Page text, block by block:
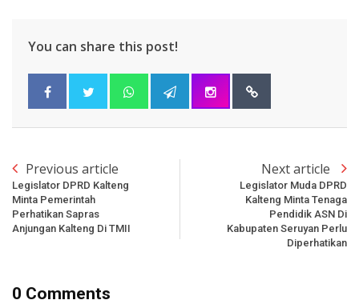
You can share this post!
Previous article
Legislator DPRD Kalteng
Minta Pemerintah
Perhatikan Sapras
Anjungan Kalteng Di TMII
Next article
Legislator Muda DPRD
Kalteng Minta Tenaga
Pendidik ASN Di
Kabupaten Seruyan Perlu
Diperhatikan
0 Comments